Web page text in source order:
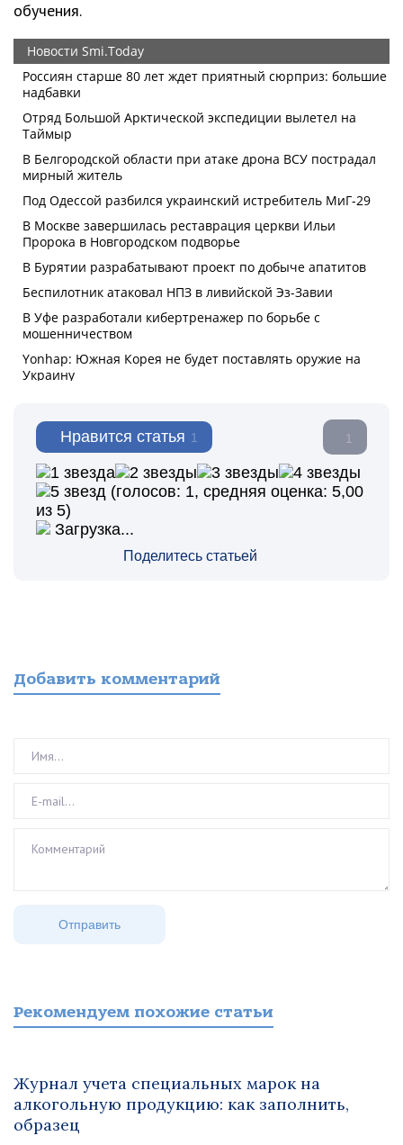
обучения.
Нравится статья 1 1
Поделитесь статьей
(голосов: 1, средняя оценка: 5,00
из 5)
Загрузка...
Добавить комментарий
Рекомендуем похожие статьи
Журнал учета специальных марок на
алкогольную продукцию: как заполнить,
образец